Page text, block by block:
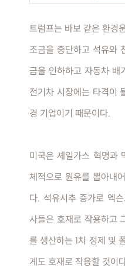
트럼프는 바보 같은 환경
조금을 중단하고 석유와
금을 인하하고 자동차 배
전기차 시장에는 타격이
경 기업이기 때문이다.
미국은 셰일가스 혁명과
체적으로 원유를 뽑아내
다. 석유시추 증가로 엑
사들은 호재로 작용하고
를 생산하는 1차 정제 및
게도 호재로 작용할 것이